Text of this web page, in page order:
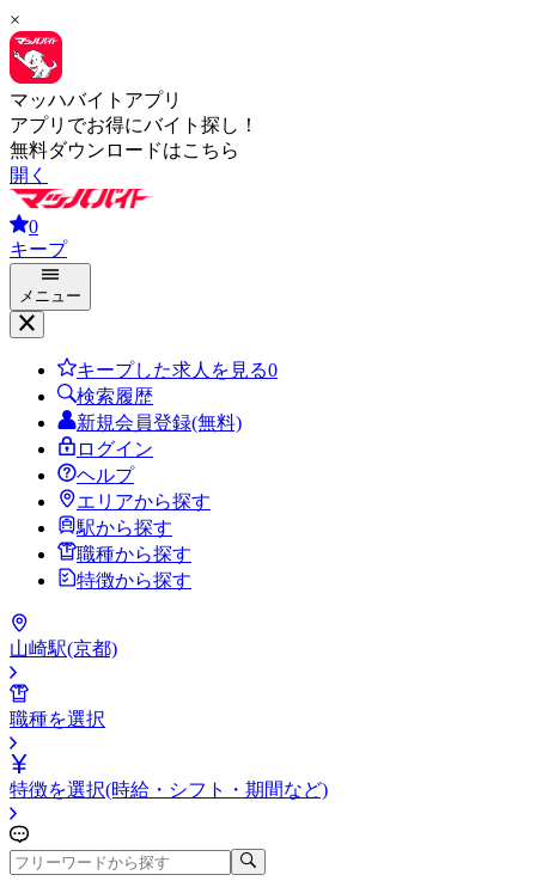
×
マッハバイトアプリ
アプリでお得にバイト探し！
無料ダウンロードはこちら
開く
0
キープ
メニュー
キープした求人を見る0
検索履歴
新規会員登録(無料)
ログイン
ヘルプ
エリアから探す
駅から探す
職種から探す
特徴から探す
山崎駅(京都)
職種を選択
特徴を選択(時給・シフト・期間など)